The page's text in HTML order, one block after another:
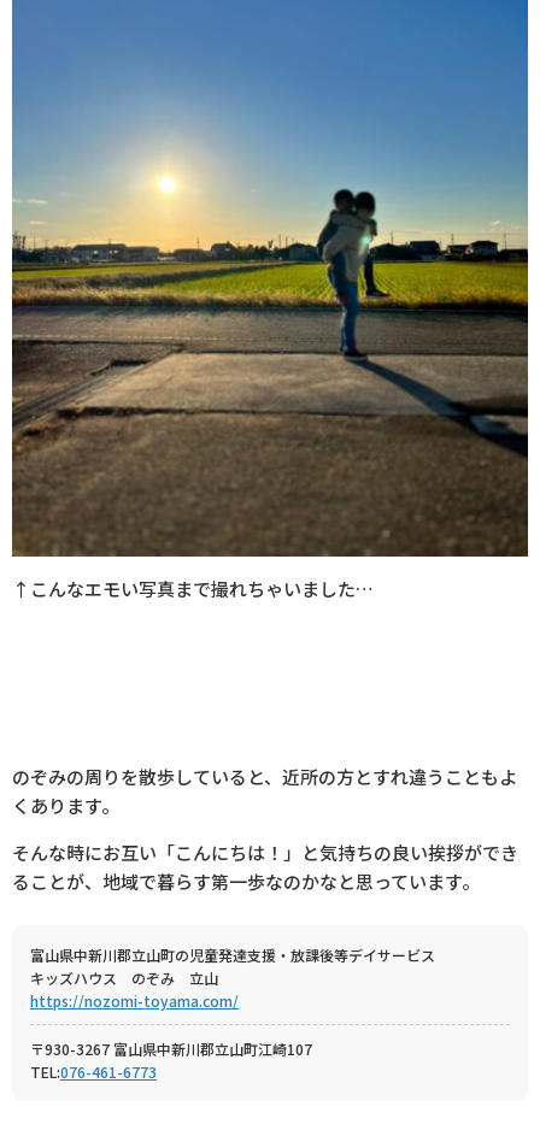
↑こんなエモい写真まで撮れちゃいました…
のぞみの周りを散歩していると、近所の方とすれ違うこともよ
くあります。
そんな時にお互い「こんにちは！」と気持ちの良い挨拶ができ
ることが、地域で暮らす第一歩なのかなと思っています。
富山県中新川郡立山町の児童発達支援・放課後等デイサービス
キッズハウス のぞみ 立山
https://nozomi-toyama.com/
〒930-3267 富山県中新川郡立山町江崎107
TEL:076-461-6773